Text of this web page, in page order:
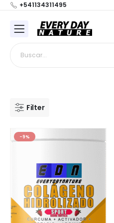
+541134311495
Filter
-9%